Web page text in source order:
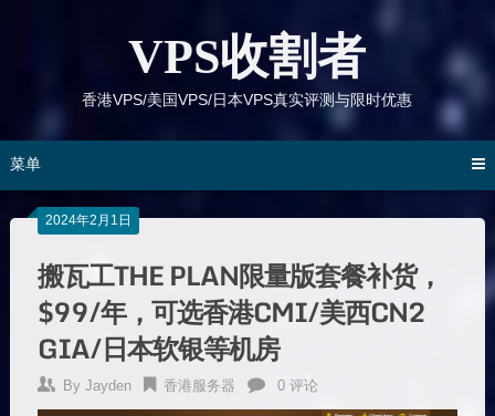
VPS收割者
香港VPS/美国VPS/日本VPS真实评测与限时优惠
菜单
2024年2月1日
搬瓦工THE PLAN限量版套餐补货，
$99/年，可选香港CMI/美西CN2
GIA/日本软银等机房
By Jayden 香港服务器 0 评论